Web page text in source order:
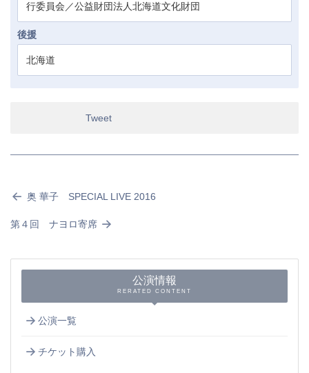
行委員会／公益財団法人北海道文化財団
後援
北海道
Tweet
奥 華子 SPECIAL LIVE 2016
第４回 ナヨロ寄席
公演情報
RERATED CONTENT
公演一覧
チケット購入